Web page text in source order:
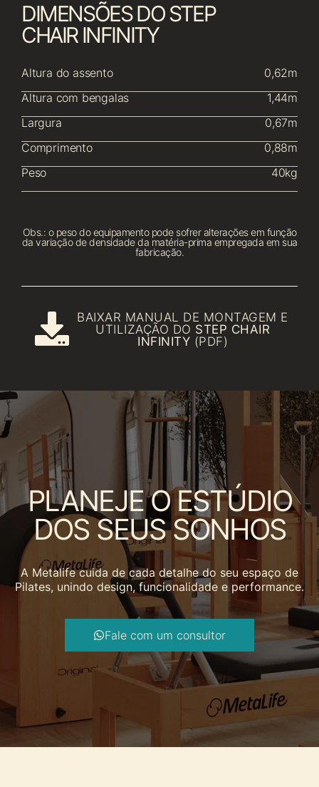
DIMENSÕES DO STEP
CHAIR INFINITY
Altura do assento
0,62m
Altura com bengalas
1,44m
Largura
0,67m
Comprimento
0,88m
Peso
40kg
Obs.: o peso do equipamento pode sofrer alterações em função
da variação de densidade da matéria-prima empregada em sua
fabricação.
BAIXAR MANUAL DE MONTAGEM E
UTILIZAÇÃO DO STEP CHAIR
INFINITY (PDF)
PLANEJE O ESTÚDIO
DOS SEUS SONHOS
A Metalife cuida de cada detalhe do seu espaço de
Pilates, unindo design, funcionalidade e performance.
Fale com um consultor